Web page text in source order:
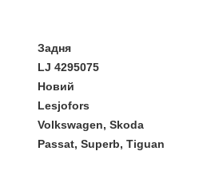
Задня
LJ 4295075
Новий
Lesjofors
Volkswagen, Skoda
Passat, Superb, Tiguan